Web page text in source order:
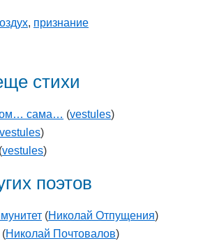
, признание
стихи
сама… (vestules)
vestules)
(vestules)
поэтов
(Николай Отпущения)
(Николай Почтовалов)